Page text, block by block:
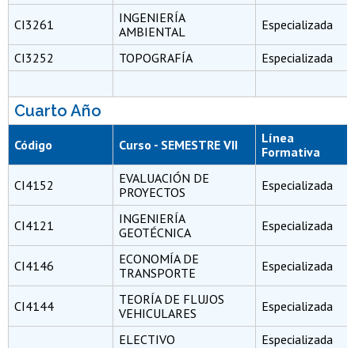
CI3261
INGENIERÍA
AMBIENTAL
Especializada
CI3252 TOPOGRAFÍA Especializada
Cuarto Año
Código Curso - SEMESTRE VII
Línea
Formativa
CI4152
EVALUACIÓN DE
PROYECTOS
Especializada
CI4121
INGENIERÍA
GEOTÉCNICA
Especializada
CI4146
ECONOMÍA DE
TRANSPORTE
Especializada
CI4144
TEORÍA DE FLUJOS
VEHICULARES
Especializada
ELECTIVO Especializada